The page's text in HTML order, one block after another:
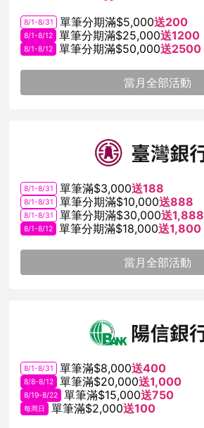
8/1-8/31 單筆分期滿$5,000送200
8/1-8/12 單筆分期滿$25,000送1200
8/1-8/12 單筆分期滿$50,000送2500
當月全部活動
8/1-8/31 單筆滿$3,000送188
8/1-8/31 單筆分期滿$10,000送888
8/1-8/31 單筆分期滿$30,000送1,888
8/1-8/12 單筆分期滿$18,000送1,800
當月全部活動
8/1-8/31 單筆滿$8,000送400
8/8-8/12 單筆滿$20,000送1,000
8/19-8/22 單筆滿$15,000送750
每周日 單筆滿$2,000送100